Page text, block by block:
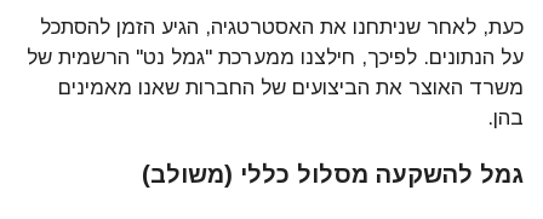
כעת, לאחר שניתחנו את האסטרטגיה, הגיע הזמן להסתכל
על הנתונים. לפיכך, חילצנו ממערכת "גמל נט" הרשמית של
משרד האוצר את הביצועים של החברות שאנו מאמינים
בהן.
גמל להשקעה מסלול כללי (משולב)